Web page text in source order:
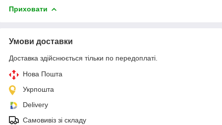
Приховати
Умови доставки
Доставка здійснюється тільки по передоплаті.
Нова Пошта
Укрпошта
Delivery
Самовивіз зі складу